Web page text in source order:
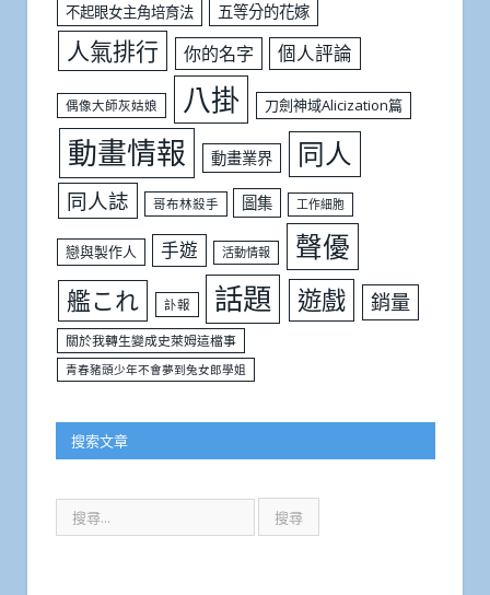
不起眼女主角培育法 五等分的花嫁
人氣排行 你的名字 個人評論
偶像大師灰姑娘 八掛 刀劍神域Alicization篇
動畫情報 動畫業界 同人
同人誌 哥布林殺手 圖集 工作細胞
戀與製作人 手遊 活動情報 聲優
艦これ 訃報 話題 遊戲 銷量
關於我轉生變成史萊姆這檔事
青春豬頭少年不會夢到兔女郎學姐
搜索文章